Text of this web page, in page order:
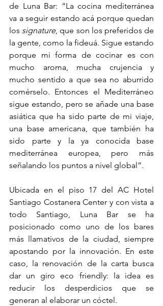
de Luna Bar: “La cocina mediterránea
va a seguir estando acá porque quedan
los signature, que son los preferidos de
la gente, como la fideuá. Sigue estando
porque mi forma de cocinar es con
mucho aroma, mucha crujencia y
mucho sentido a que sea no aburrido
comérselo. Entonces el Mediterráneo
sigue estando, pero se añade una base
asiática que ha sido parte de mi viaje,
una base americana, que también ha
sido parte y la ya conocida base
mediterránea europea, pero más
señalando los puntos a nivel global”.
Ubicada en el piso 17 del AC Hotel
Santiago Costanera Center y con vista a
todo Santiago, Luna Bar se ha
posicionado como uno de los bares
más llamativos de la ciudad, siempre
apostando por la innovación. En este
caso, la renovación de la carta busca
dar un giro eco friendly: la idea es
reducir los desperdicios que se
generan al elaborar un cóctel.